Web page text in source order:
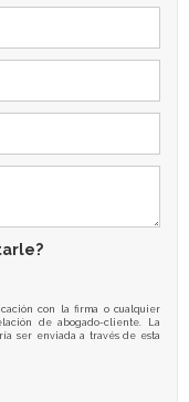
con la firma o cualquier
de abogado-cliente. La
ser enviada a través de esta